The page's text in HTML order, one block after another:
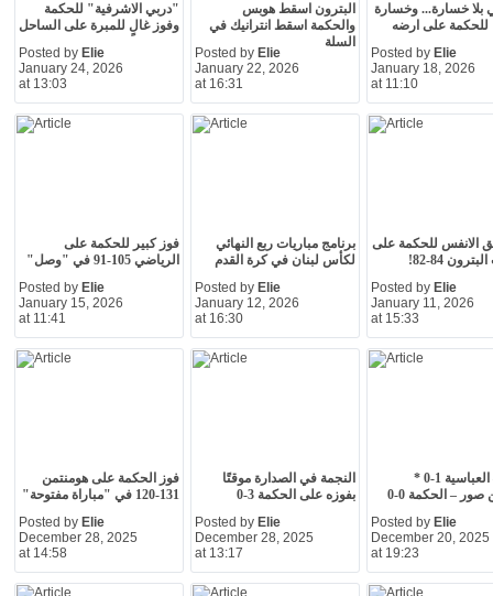
"دربي الاشرفية" للحكمة
وفوز غالٍ للمبرة على الساحل
Posted by Elie
January 24, 2026
at 13:03
البترون اسقط هوبس
والحكمة اسقط انترانيك في
السلة
Posted by Elie
January 22, 2026
at 16:31
بلا خسارة... وخسارة
على ارضه
Posted by Elie
January 18, 2026
at 11:10
فوز كبير للحكمة على
الرياضي 105-91 في "وصل"
Posted by Elie
January 15, 2026
at 11:41
برنامج مباريات ربع النهائي
لكأس لبنان في كرة القدم
Posted by Elie
January 12, 2026
at 16:30
الانفس للحكمة على
84-82!
Posted by Elie
January 11, 2026
at 15:33
فوز الحكمة على هومنتمن
131-120 في "مباراة مفتوحة"
Posted by Elie
December 28, 2025
at 14:58
النجمة في الصدارة موقتًا
بفوزه على الحكمة 3-0
Posted by Elie
December 28, 2025
at 13:17
البرج – العباسية 1-0 *
صور – الحكمة 0-0
Posted by Elie
December 20, 2025
at 19:23